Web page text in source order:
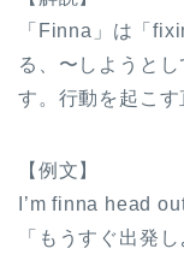
「Finna」は「
る、〜しようと
す。行動を起こす
【例文】
I’m finna head
「もうすぐ出発